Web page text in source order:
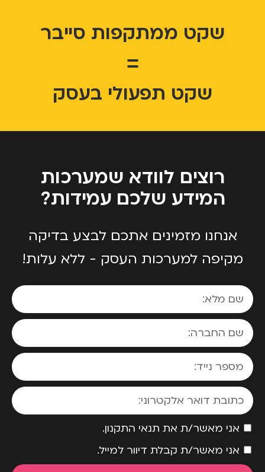
שקט ממתקפות סייבר
=
שקט תפעולי בעסק
רוצים לוודא שמערכות
המידע שלכם עמידות?
אנחנו מזמינים אתכם לבצע בדיקה
מקיפה למערכות העסק - ללא עלות!
אני מאשר/ת את תנאי התקנון.
אני מאשר/ת קבלת דיוור למייל.